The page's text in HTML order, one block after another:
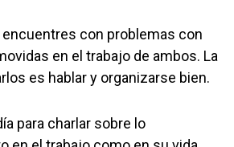
con problemas con
en el trabajo de ambos. La
es hablar y organizarse bien.
para charlar sobre lo